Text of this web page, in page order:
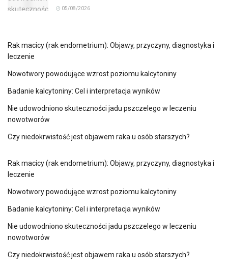
05/08/2026
Rak macicy (rak endometrium): Objawy, przyczyny, diagnostyka i
leczenie
Nowotwory powodujące wzrost poziomu kalcytoniny
Badanie kalcytoniny: Cel i interpretacja wyników
Nie udowodniono skuteczności jadu pszczelego w leczeniu
nowotworów
Czy niedokrwistość jest objawem raka u osób starszych?
Rak macicy (rak endometrium): Objawy, przyczyny, diagnostyka i
leczenie
Nowotwory powodujące wzrost poziomu kalcytoniny
Badanie kalcytoniny: Cel i interpretacja wyników
Nie udowodniono skuteczności jadu pszczelego w leczeniu
nowotworów
Czy niedokrwistość jest objawem raka u osób starszych?